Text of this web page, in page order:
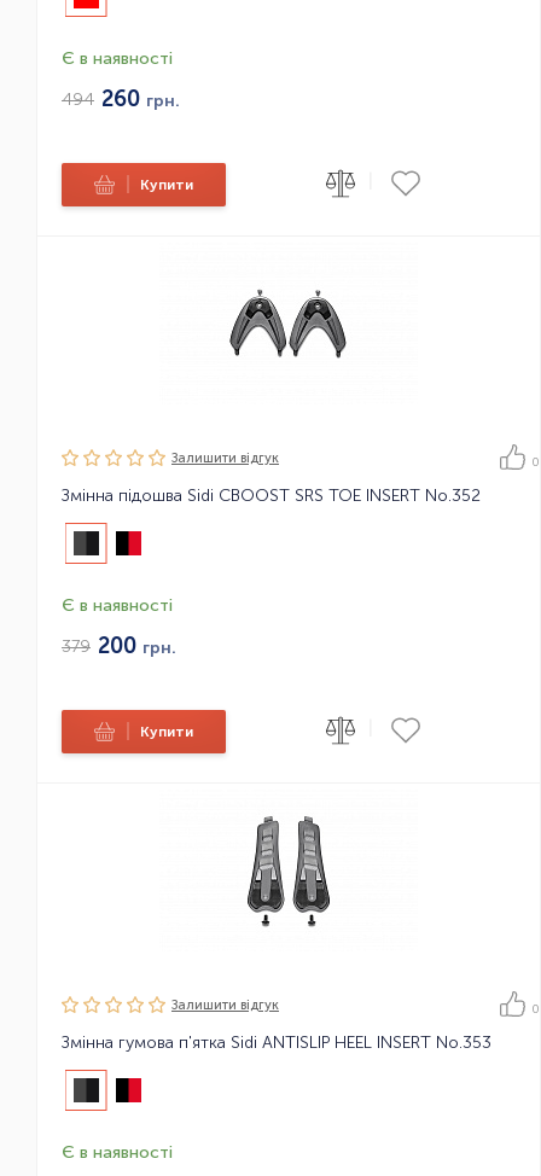
Є в наявності
494 260 грн.
Купити
Залишити вiдгук 0
Змінна підошва Sidi CBOOST SRS TOE INSERT No.352
Є в наявності
379 200 грн.
Купити
Залишити вiдгук 0
Змінна гумова п'ятка Sidi ANTISLIP HEEL INSERT No.353
Є в наявності